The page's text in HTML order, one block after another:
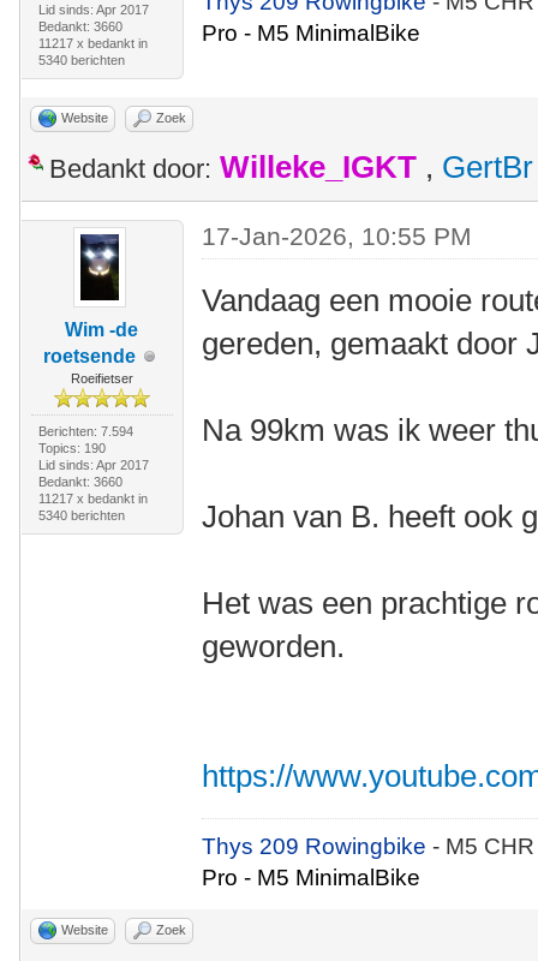
Lid sinds: Apr 2017
Bedankt: 3660
11217 x bedankt in
5340 berichten
Pro - M5 MinimalBike
Website Zoek
Bedankt door: Willeke_IGKT , GertBr
Wim -de
roetsende
Roeifietser
Berichten: 7.594
Topics: 190
Lid sinds: Apr 2017
Bedankt: 3660
11217 x bedankt in
5340 berichten
17-Jan-2026, 10:55 PM
Vandaag een mooie
gereden, gemaakt door
Na 99km was ik weer
Johan van B. heeft ook
Het was een prachtige
geworden.
https://
Thys 209 Rowingbike- M5
Pro - M5 MinimalBike
Website Zoek